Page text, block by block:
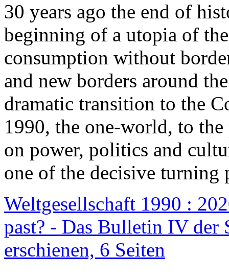
30 years ago the end of
beginning of a utopia of
consumption without
and new borders around
dramatic transition to the
1990, the one-world, to the
on power, politics and
one of the decisive turning
Weltgesellschaft 1990 :
past? - Das Bulletin IV der
erschienen, 6 Seiten